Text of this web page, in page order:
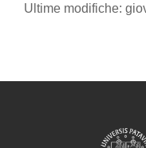
Ultime modifiche: